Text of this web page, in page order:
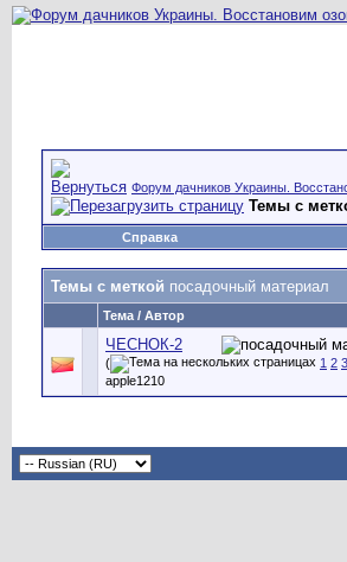
Форум дачников Украины.
Темы с
Справка
Темы с меткой посадочный материал
Тема / Автор
ЧЕСНОК-2
( 1 2 3
apple1210